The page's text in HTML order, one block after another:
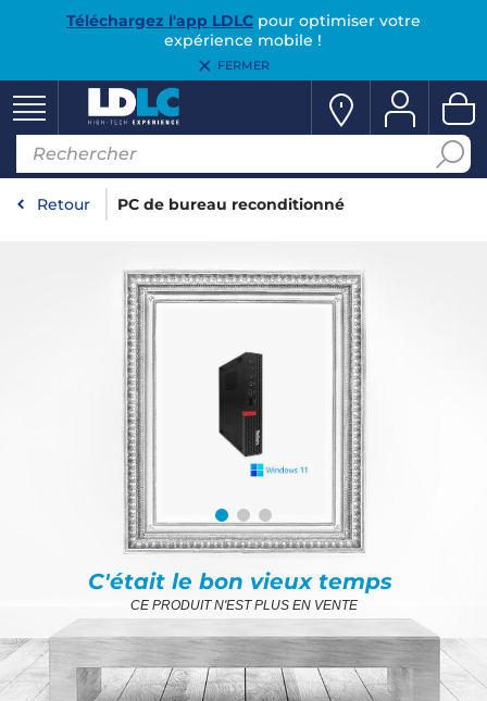
Téléchargez l'app LDLCpour optimiser votre
expérience mobile !
FERMER
Retour PC de bureau reconditionné
C'était le bon vieux temps
CE PRODUIT N'EST PLUS EN VENTE